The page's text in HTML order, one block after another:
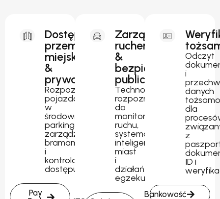
Dostęp
przemysłowy,
miejski
&
prywatny
Rozpoznawanie
pojazdów
w
środowiskach
parkingowych,
zarządzania
bramami
i
kontrolowanego
dostępu.
Pay
Zarządzanie
ruchem
&
bezpieczeństwo
publiczne
Technologia
rozpoznawania
do
monitorowania
ruchu,
systemów
inteligentnych
miast
i
działań
egzekucyjnych.
Odczyt
i
danych
dla
z
ID i
Bankowość